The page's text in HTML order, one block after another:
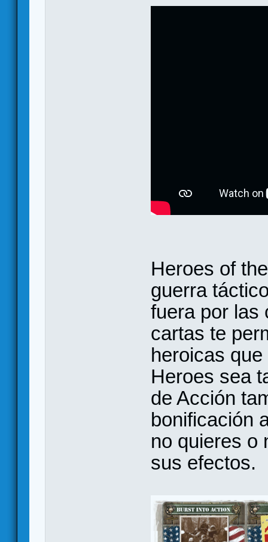
Heroes of
guerra
fuera por las
cartas te
heroicas
Heroes sea
de Acción
bonificación
no quieres o
sus efectos.